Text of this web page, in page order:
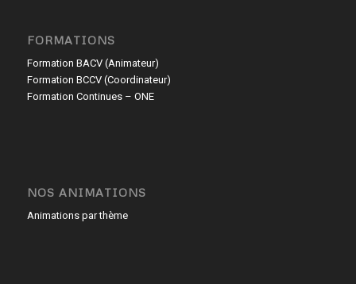
FORMATIONS
Formation BACV (Animateur)
Formation BCCV (Coordinateur)
Formation Continues – ONE
NOS ANIMATIONS
Animations par thème